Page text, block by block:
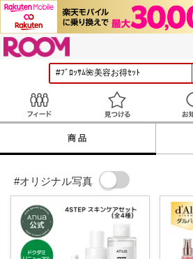
見つける
商品
#オリジナル写真